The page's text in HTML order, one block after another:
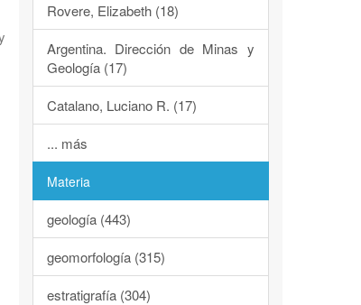
Rovere, Elizabeth (18)
Argentina. Dirección de Minas y
Geología (17)
Catalano, Luciano R. (17)
... más
Materia
geología (443)
geomorfología (315)
estratigrafía (304)